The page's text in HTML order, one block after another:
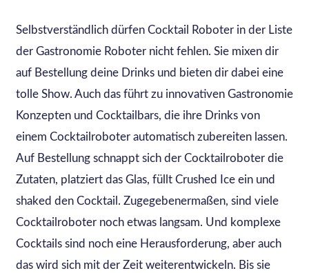
Selbstverständlich dürfen Cocktail Roboter in der Liste
der Gastronomie Roboter nicht fehlen. Sie mixen dir
auf Bestellung deine Drinks und bieten dir dabei eine
tolle Show. Auch das führt zu innovativen Gastronomie
Konzepten und Cocktailbars, die ihre Drinks von
einem Cocktailroboter automatisch zubereiten lassen.
Auf Bestellung schnappt sich der Cocktailroboter die
Zutaten, platziert das Glas, füllt Crushed Ice ein und
shaked den Cocktail. Zugegebenermaßen, sind viele
Cocktailroboter noch etwas langsam. Und komplexe
Cocktails sind noch eine Herausforderung, aber auch
das wird sich mit der Zeit weiterentwickeln. Bis sie